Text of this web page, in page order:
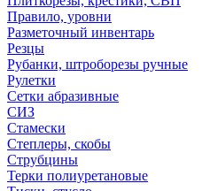
Правило, уровни
Разметочный инвентарь
Резцы
Рубанки, штроборезы ручные
Рулетки
Сетки абразивные
СИЗ
Стамески
Степлеры, скобы
Струбцины
Терки полиуретановые